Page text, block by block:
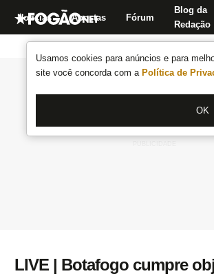
Usamos cookies para anúncios e para
site você concorda com a Política de
OK
Notícias Apostas Fórum
Blog da
Redação
LIVE | Botafogo cumpre